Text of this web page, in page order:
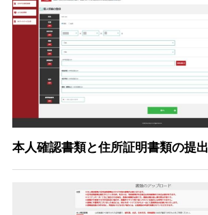
本人確認書類と住所証明書類の提出